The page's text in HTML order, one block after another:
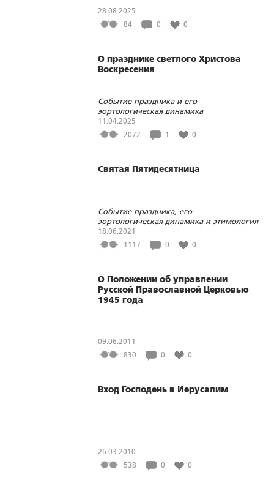
28.08.2025
84
0 0
О празднике светлого Христова
Воскресения
Событие праздника и его
эортологическая динамика
11.04.2025
2072
1 0
Святая Пятидесятница
Событие праздника, его
эортологическая динамика и этимология
названия
18.06.2021
1117
0 0
О Положении об управлении
Русской Православной Церковью
1945 года
09.06.2011
830
0 0
Вход Господень в Иерусалим
26.03.2010
538
0 0